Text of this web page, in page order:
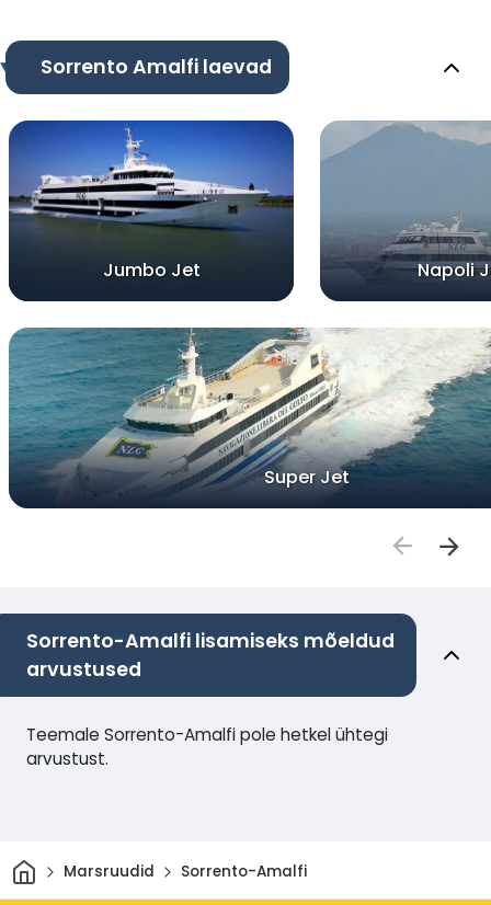
Sorrento Amalfi laevad
Jumbo Jet Napoli
Super Jet
Sorrento-Amalfi lisamiseks mõeldud
arvustused
Teemale Sorrento-Amalfi pole hetkel ühtegi
arvustust.
Avaleht
Marsruudid Sorrento-Amalfi